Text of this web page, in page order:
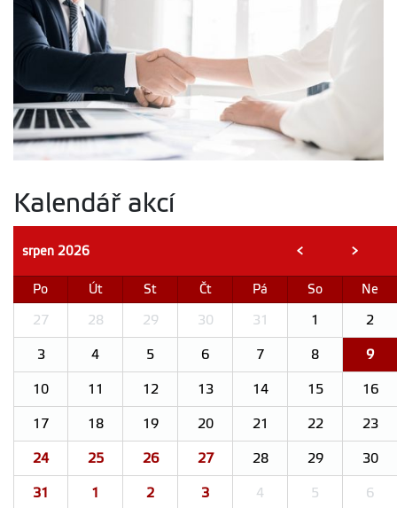
Kalendář akcí
srpen 2026 < >
Po Út St Čt Pá So Ne
27 28 29 30 31 1 2
3 4 5 6 7 8 9
10 11 12 13 14 15 16
17 18 19 20 21 22 23
24 25 26 27 28 29 30
31 1 2 3 4 5 6